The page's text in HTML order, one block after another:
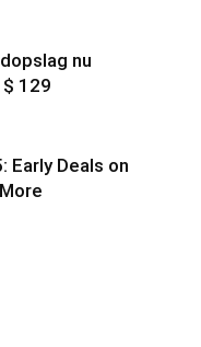
nu
129
Early Deals on